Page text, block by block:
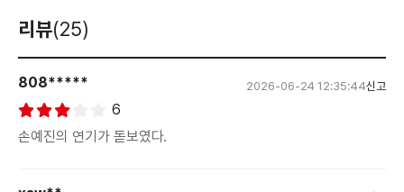
리뷰(25)
808***** 2026-06-24 12:35:44신고
6
손예진의 연기가 돋보였다.